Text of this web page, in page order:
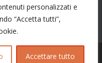
personalizzati e
“Accetta tutti”,
Accettare tutto
perColorlibDisegnato da